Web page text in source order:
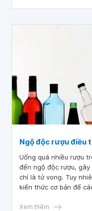
Ngộ độc rượu điều
Uống quá nhiều rượu
đến ngộ độc rượu,
chí là tử vong. Tuy
kiến thức cơ bản để
Xem thêm